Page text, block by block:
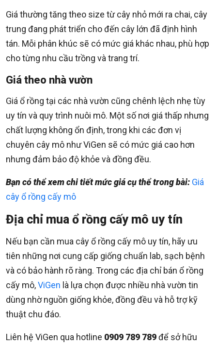
Giá thường tăng theo size từ cây nhỏ mới ra chai, cây
trung đang phát triển cho đến cây lớn đã định hình
tán. Mỗi phân khúc sẽ có mức giá khác nhau, phù hợp
cho từng nhu cầu trồng và trang trí.
Giá theo nhà vườn
Giá ổ rồng tại các nhà vườn cũng chênh lệch nhẹ tùy
uy tín và quy trình nuôi mô. Một số nơi giá thấp nhưng
chất lượng không ổn định, trong khi các đơn vị
chuyên cây mô như ViGen sẽ có mức giá cao hơn
nhưng đảm bảo độ khỏe và đồng đều.
Bạn có thể xem chi tiết mức giá cụ thể trong bài: Giá
cây ổ rồng cấy mô
Địa chỉ mua ổ rồng cấy mô uy tín
Nếu bạn cần mua cây ổ rồng cấy mô uy tín, hãy ưu
tiên những nơi cung cấp giống chuẩn lab, sạch bệnh
và có bảo hành rõ ràng. Trong các địa chỉ bán ổ rồng
cấy mô,ViGen là lựa chọn được nhiều nhà vườn tin
dùng nhờ nguồn giống khỏe, đồng đều và hỗ trợ kỹ
thuật chu đáo.
Liên hệ ViGen qua hotline 0909 789 789để sở hữu